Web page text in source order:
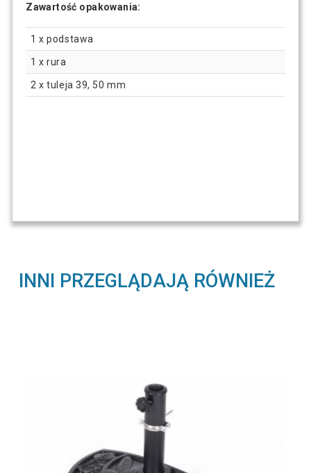
Zawartość opakowania:
1 x podstawa
1 x rura
2 x tuleja 39, 50 mm
INNI PRZEGLĄDAJĄ RÓWNIEŻ